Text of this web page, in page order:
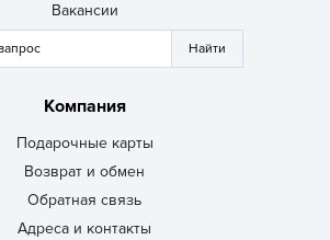
Вакансии
Компания
Подарочные карты
Возврат и обмен
Обратная связь
Адреса и контакты